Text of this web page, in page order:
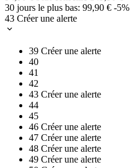
30 jours le plus bas: 99,90 € -5%
43 Créer une alerte
39 Créer une alerte
40
41
42
43 Créer une alerte
44
45
46 Créer une alerte
47 Créer une alerte
48 Créer une alerte
49 Créer une alerte